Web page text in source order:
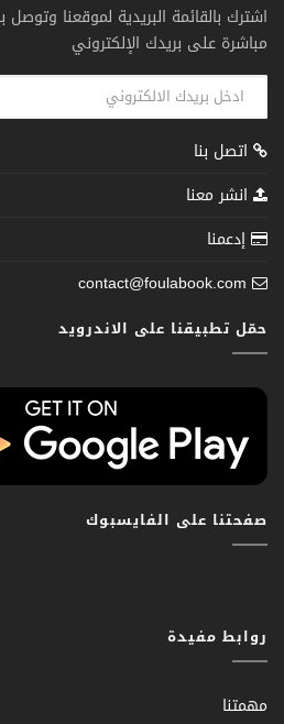
اشترك بالقائمة البريدية لموقعنا
مباشرة على بريدك الإلكتروني
اتصل بنا
انشر معنا
إدعمنا
contact@foulabook.com
حمّل تطبيقنا على الاندرويد
صفحتنا على الفايسبوك
روابط مفيدة
مهمتنا